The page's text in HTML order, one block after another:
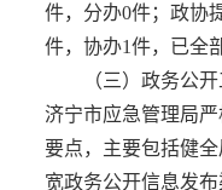
件，分办0件；政协
件，协办1件，已全
（三）政务公
济宁市应急管理局
要点，主要包括健
宽政务公开信息发